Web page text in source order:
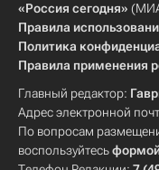
«Россия сегодня» (МИА
Правила
Политика
Правила применения
Главный редактор:
Адрес электронной
По вопросам
воспользуйтесь